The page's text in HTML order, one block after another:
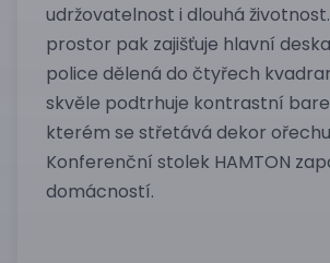
udržovatelnost i dlouhá
prostor pak zajišťuje hlavní
police dělená do čtyřech
skvěle podtrhuje kontrastní
kterém se střetává dekor
Konferenční stolek HAMTON
domácností.